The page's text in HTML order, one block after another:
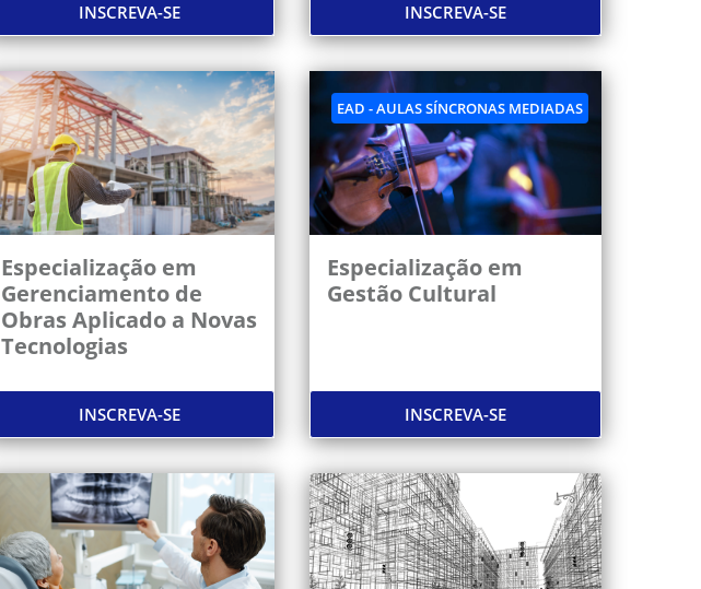
INSCREVA-SE INSCREVA-SE
Especialização em
Gerenciamento de
Obras Aplicado a Novas
Tecnologias
INSCREVA-SE
EAD - AULAS SÍNCRONAS MEDIADAS
Especialização em
Gestão Cultural
INSCREVA-SE